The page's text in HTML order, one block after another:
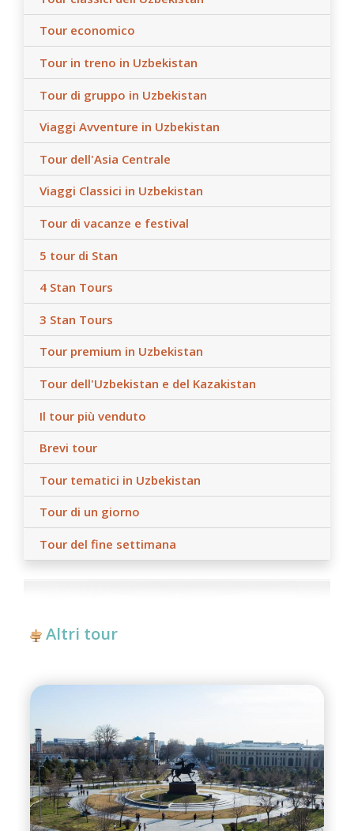
Tour economico
Tour in treno in Uzbekistan
Tour di gruppo in Uzbekistan
Viaggi Avventure in Uzbekistan
Tour dell'Asia Centrale
Viaggi Classici in Uzbekistan
Tour di vacanze e festival
5 tour di Stan
4 Stan Tours
3 Stan Tours
Tour premium in Uzbekistan
Tour dell'Uzbekistan e del Kazakistan
Il tour più venduto
Brevi tour
Tour tematici in Uzbekistan
Tour di un giorno
Tour del fine settimana
Altri tour